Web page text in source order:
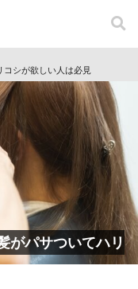
シが欲しい人は必見
がパサついてハリ